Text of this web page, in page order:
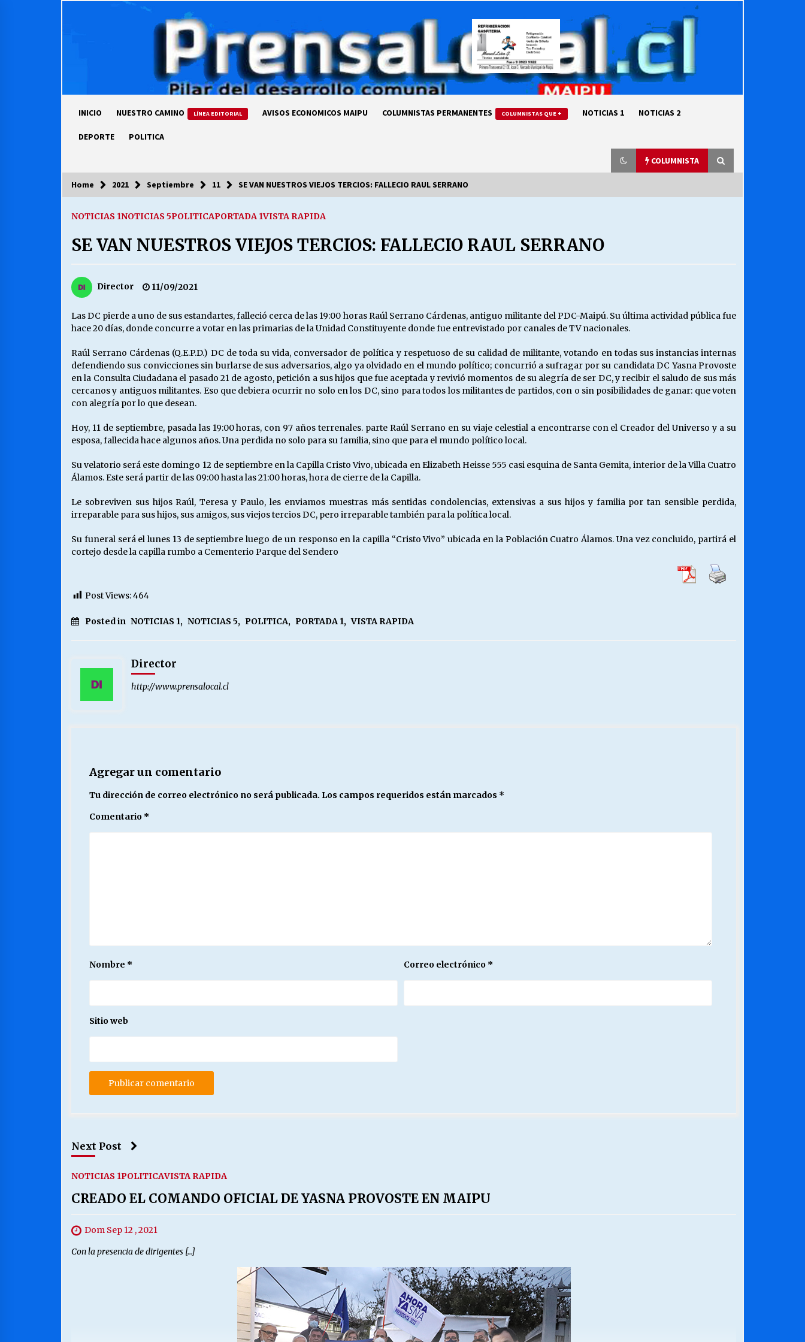
INICIO NUESTRO CAMINO LÍNEA EDITORIAL AVISOS ECONOMICOS MAIPU COLUMNISTAS PERMANENTES COLUMNISTAS QUE + NOTICIAS 1 NOTICIAS 2
DEPORTE POLITICA
COLUMNISTA
COLUMNISTA
luz… ¿Y cuándo van a bajar?
03/08/2026
69 AÑOS DE HISTORIA
28/07/2026
EL CUMPLEAÑOS 69
MUNICIPALIDAD, TRABAJADORES,
CLIMA LABORAL:
16/06/2026
DESPIDOS
28/05/2026 16/05/2026
S.O.S. a los ricos, Save Our Souls
(Salvar Nuestras Almas)
¿Asesores con doble sueldo? Chile y sus segmentos de la riqueza
Home 2021 Septiembre 11 SE VAN NUESTROS VIEJOS TERCIOS: FALLECIO RAUL SERRANO
NOTICIAS 1NOTICIAS 5POLITICAPORTADA 1VISTA RAPIDA
SE VAN NUESTROS VIEJOS TERCIOS: FALLECIO RAUL SERRANO
Director 11/09/2021
Las DC pierde a uno de sus estandartes, falleció cerca de las 19:00 horas Raúl Serrano Cárdenas, antiguo militante del PDC-Maipú. Su última actividad pública fue
hace 20 días, donde concurre a votar en las primarias de la Unidad Constituyente donde fue entrevistado por canales de TV nacionales.
Raúl Serrano Cárdenas (Q.E.P.D.) DC de toda su vida, conversador de política y respetuoso de su calidad de militante, votando en todas sus instancias internas
defendiendo sus convicciones sin burlarse de sus adversarios, algo ya olvidado en el mundo político; concurrió a sufragar por su candidata DC Yasna Provoste
en la Consulta Ciudadana el pasado 21 de agosto, petición a sus hijos que fue aceptada y revivió momentos de su alegría de ser DC, y recibir el saludo de sus más
cercanos y antiguos militantes. Eso que debiera ocurrir no solo en los DC, sino para todos los militantes de partidos, con o sin posibilidades de ganar: que voten
con alegría por lo que desean.
Hoy, 11 de septiembre, pasada las 19:00 horas, con 97 años terrenales. parte Raúl Serrano en su viaje celestial a encontrarse con el Creador del Universo y a su
esposa, fallecida hace algunos años. Una perdida no solo para su familia, sino que para el mundo político local.
Su velatorio será este domingo 12 de septiembre en la Capilla Cristo Vivo, ubicada en Elizabeth Heisse 555 casi esquina de Santa Gemita, interior de la Villa Cuatro
Álamos. Este será partir de las 09:00 hasta las 21:00 horas, hora de cierre de la Capilla.
Le sobreviven sus hijos Raúl, Teresa y Paulo, les enviamos muestras más sentidas condolencias, extensivas a sus hijos y familia por tan sensible perdida,
irreparable para sus hijos, sus amigos, sus viejos tercios DC, pero irreparable también para la política local.
Su funeral será el lunes 13 de septiembre luego de un responso en la capilla “Cristo Vivo” ubicada en la Población Cuatro Álamos. Una vez concluido, partirá el
cortejo desde la capilla rumbo a Cementerio Parque del Sendero
Post Views:464
Posted in NOTICIAS 1, NOTICIAS 5, POLITICA, PORTADA 1, VISTA RAPIDA
Director
http://www.prensalocal.cl
Agregar un comentario
Tu dirección de correo electrónico no será publicada. Los campos requeridos están marcados *
Comentario *
Nombre * Correo electrónico *
Sitio web
Next Post
NOTICIAS 1POLITICAVISTA RAPIDA
CREADO EL COMANDO OFICIAL DE YASNA PROVOSTE EN MAIPU
Dom Sep 12 , 2021
Con la presencia de dirigentes […]